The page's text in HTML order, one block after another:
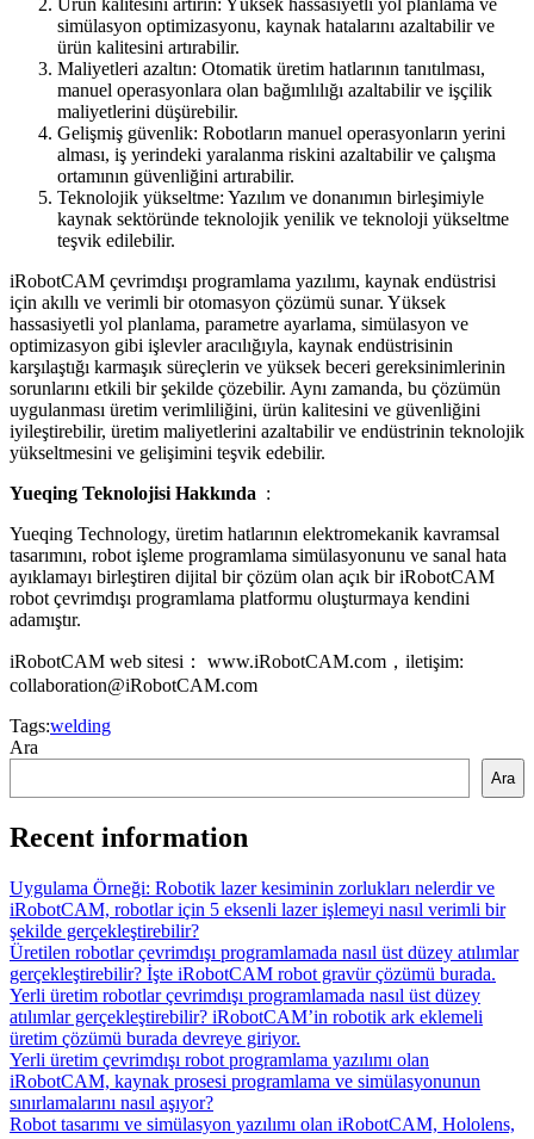
simülasyon optimizasyonu, kaynak hatalarını azaltabilir ve
ürün kalitesini artırabilir.
Maliyetleri azaltın: Otomatik üretim hatlarının tanıtılması,
manuel operasyonlara olan bağımlılığı azaltabilir ve işçilik
maliyetlerini düşürebilir.
Gelişmiş güvenlik: Robotların manuel operasyonların yerini
alması, iş yerindeki yaralanma riskini azaltabilir ve çalışma
ortamının güvenliğini artırabilir.
Teknolojik yükseltme: Yazılım ve donanımın birleşimiyle
kaynak sektöründe teknolojik yenilik ve teknoloji yükseltme
teşvik edilebilir.
iRobotCAM çevrimdışı programlama yazılımı, kaynak endüstrisi
için akıllı ve verimli bir otomasyon çözümü sunar. Yüksek
hassasiyetli yol planlama, parametre ayarlama, simülasyon ve
optimizasyon gibi işlevler aracılığıyla, kaynak endüstrisinin
karşılaştığı karmaşık süreçlerin ve yüksek beceri gereksinimlerinin
sorunlarını etkili bir şekilde çözebilir. Aynı zamanda, bu çözümün
uygulanması üretim verimliliğini, ürün kalitesini ve güvenliğini
iyileştirebilir, üretim maliyetlerini azaltabilir ve endüstrinin teknolojik
yükseltmesini ve gelişimini teşvik edebilir.
Yueqing Teknolojisi Hakkında :
Yueqing Technology, üretim hatlarının elektromekanik kavramsal
tasarımını, robot işleme programlama simülasyonunu ve sanal hata
ayıklamayı birleştiren dijital bir çözüm olan açık bir iRobotCAM
robot çevrimdışı programlama platformu oluşturmaya kendini
adamıştır.
iRobotCAM web sitesi： www.iRobotCAM.com，iletişim:
collaboration@iRobotCAM.com
Tags:welding
Ara
Ara
Recent information
Uygulama Örneği: Robotik lazer kesiminin zorlukları nelerdir ve
iRobotCAM, robotlar için 5 eksenli lazer işlemeyi nasıl verimli bir
şekilde gerçekleştirebilir?
Üretilen robotlar çevrimdışı programlamada nasıl üst düzey atılımlar
gerçekleştirebilir? İşte iRobotCAM robot gravür çözümü burada.
Yerli üretim robotlar çevrimdışı programlamada nasıl üst düzey
atılımlar gerçekleştirebilir? iRobotCAM’in robotik ark eklemeli
üretim çözümü burada devreye giriyor.
Yerli üretim çevrimdışı robot programlama yazılımı olan
iRobotCAM, kaynak prosesi programlama ve simülasyonunun
sınırlamalarını nasıl aşıyor?
Robot tasarımı ve simülasyon yazılımı olan iRobotCAM, Hololens,